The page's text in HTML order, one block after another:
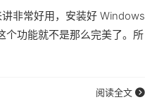
非常好用，安装好 Windows
个功能就不是那么完美了。所
阅读全文